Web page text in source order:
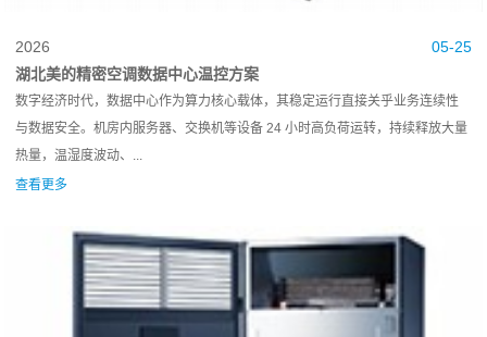
05-25
2026
湖北美的精密空调数据中心温控方案
数字经济时代，数据中心作为算力核心载体，其稳定运行直接关乎业务连续性
与数据安全。机房内服务器、交换机等设备 24 小时高负荷运转，持续释放大量
热量，温湿度波动、...
查看更多